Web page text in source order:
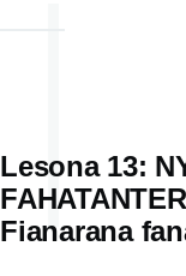
Lesona 13:
Fianarana